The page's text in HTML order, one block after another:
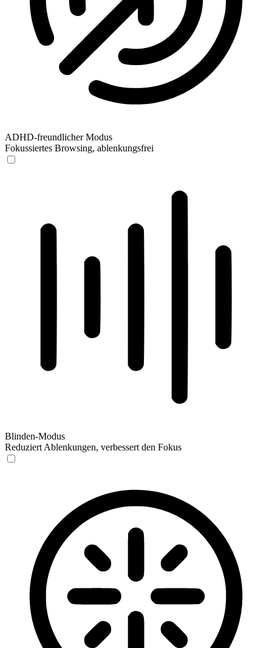
ADHD-freundlicher Modus
Fokussiertes Browsing, ablenkungsfrei
Blinden-Modus
Reduziert Ablenkungen, verbessert den Fokus